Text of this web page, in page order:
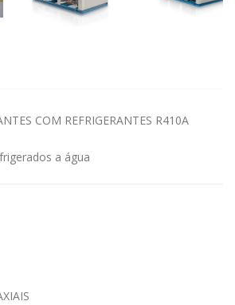
COM REFRIGERANTES R410A
a água